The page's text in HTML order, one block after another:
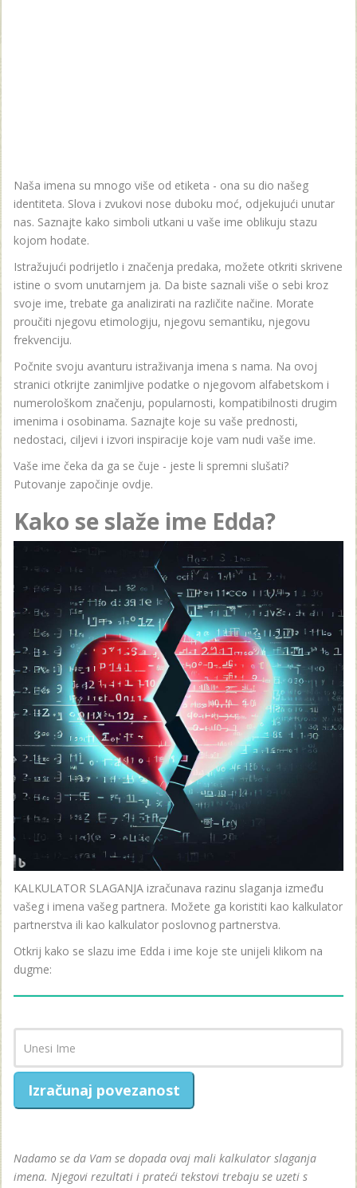
Naša imena su mnogo više od etiketa - ona su dio našeg
identiteta. Slova i zvukovi nose duboku moć, odjekujući unutar
nas. Saznajte kako simboli utkani u vaše ime oblikuju stazu
kojom hodate.
Istražujući podrijetlo i značenja predaka, možete otkriti skrivene
istine o svom unutarnjem ja. Da biste saznali više o sebi kroz
svoje ime, trebate ga analizirati na različite načine. Morate
proučiti njegovu etimologiju, njegovu semantiku, njegovu
frekvenciju.
Počnite svoju avanturu istraživanja imena s nama. Na ovoj
stranici otkrijte zanimljive podatke o njegovom alfabetskom i
numerološkom značenju, popularnosti, kompatibilnosti drugim
imenima i osobinama. Saznajte koje su vaše prednosti,
nedostaci, ciljevi i izvori inspiracije koje vam nudi vaše ime.
Vaše ime čeka da ga se čuje - jeste li spremni slušati?
Putovanje započinje ovdje.
Kako se slaže ime Edda?
KALKULATOR SLAGANJA izračunava razinu slaganja između
vašeg i imena vašeg partnera. Možete ga koristiti kao kalkulator
partnerstva ili kao kalkulator poslovnog partnerstva.
Otkrij kako se slazu ime Edda i ime koje ste unijeli klikom na
dugme:
Izračunaj povezanost
Nadamo se da Vam se dopada ovaj mali kalkulator slaganja
imena. Njegovi rezultati i prateći tekstovi trebaju se uzeti s